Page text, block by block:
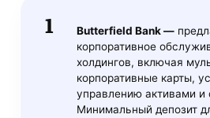
Butterfield Bank —
корпоративное
холдингов, включая
корпоративные карты,
управлению активами и
Минимальный депозит